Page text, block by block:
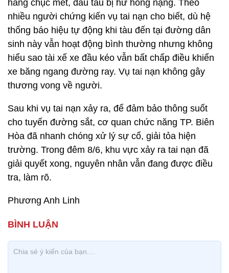
hàng chục mét, đầu tàu bị hư hỏng nặng. Theo
nhiều người chứng kiến vụ tai nạn cho biết, dù hệ
thống báo hiệu tự động khi tàu đến tại đường dân
sinh này vẫn hoạt động bình thường nhưng không
hiểu sao tài xế xe đầu kéo vẫn bất chấp điều khiển
xe băng ngang đường ray. Vụ tai nạn không gây
thương vong về người.
Sau khi vụ tai nạn xảy ra, để đảm bảo thông suốt
cho tuyến đường sắt, cơ quan chức năng TP. Biên
Hòa đã nhanh chóng xử lý sự cố, giải tỏa hiện
trường. Trong đêm 8/6, khu vực xảy ra tai nạn đã
giải quyết xong, nguyên nhân vẫn đang được điều
tra, làm rõ.
Phương Anh Linh